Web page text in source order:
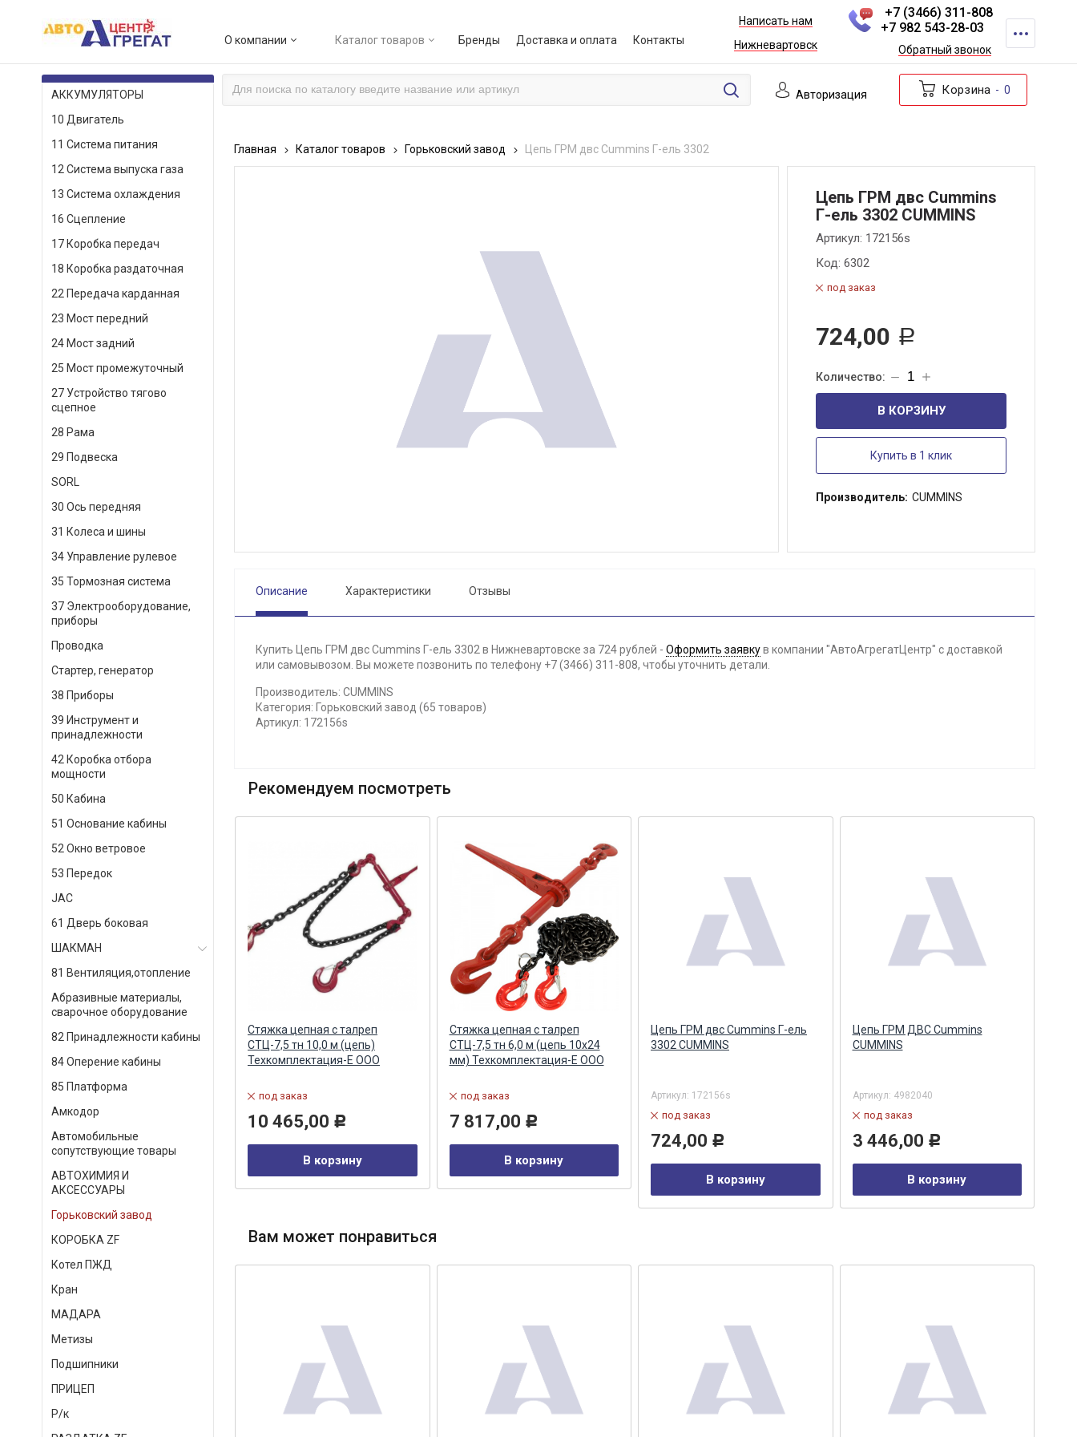
О компании Каталог товаров Бренды Доставка и оплата Контакты
Написать нам
Нижневартовск
+7 (3466) 311-808
+7 982 543-28-03
Обратный звонок
КАТАЛОГ ТОВАРОВ Авторизация Корзина 0
АККУМУЛЯТОРЫ
10 Двигатель
11 Система питания
12 Система выпуска газа
13 Система охлаждения
16 Сцепление
17 Коробка передач
18 Коробка раздаточная
22 Передача карданная
23 Мост передний
24 Мост задний
25 Мост промежуточный
27 Устройство тягово
сцепное
28 Рама
29 Подвеска
SORL
30 Ось передняя
31 Колеса и шины
34 Управление рулевое
35 Тормозная система
37 Электрооборудование,
приборы
Проводка
Стартер, генератор
38 Приборы
39 Инструмент и
принадлежности
42 Коробка отбора
мощности
50 Кабина
51 Основание кабины
52 Окно ветровое
53 Передок
JAC
61 Дверь боковая
ШАКМАН
81 Вентиляция,отопление
Абразивные материалы,
сварочное оборудование
82 Принадлежности кабины
84 Оперение кабины
85 Платформа
Амкодор
Автомобильные
сопутствующие товары
АВТОХИМИЯ И
АКСЕССУАРЫ
Горьковский завод
КОРОБКА ZF
Котел ПЖД
Кран
МАДАРА
Метизы
Подшипники
ПРИЦЕП
Р/к
Главная Каталог товаров Горьковский завод Цепь ГРМ двс Cummins Г-ель 3302
Цепь ГРМ двс Cummins
Г-ель 3302 CUMMINS
Артикул: 172156s
Код: 6302
под заказ
724,00 Р
В КОРЗИНУ
Купить в 1 клик
Производитель: CUMMINS
Описание Характеристики Отзывы
Купить Цепь ГРМ двс Cummins Г-ель 3302 в Нижневартовске за 724 рублей - Оформить заявкув компании "АвтоАгрегатЦентр" с доставкой
или самовывозом. Вы можете позвонить по телефону +7 (3466) 311-808, чтобы уточнить детали.
Производитель: CUMMINS
Категория: Горьковский завод (65 товаров)
Артикул: 172156s
Рекомендуем посмотреть
Цепь крепежная 8-КЦ10-6,3
(6м) / HITCH HITCH
SZ084686
под заказ
В корзину
Стяжка цепная с талреп
СТЦ-7,5 тн 10,0 м (цепь)
Техкомплектация-Е ООО
под заказ
10 465,00 Р
В корзину
Стяжка цепная с талреп
СТЦ-7,5 тн 6,0 м (цепь 10х24
мм) Техкомплектация-Е ООО
под заказ
7 817,00 Р
В корзину
Цепь ГРМ двс Cummins Г-ель
3302 CUMMINS
Артикул: 172156s
под заказ
724,00 Р
В корзину
Цепь ГРМ ДВС Cummins
CUMMINS
Артикул: 4982040
под заказ
3 446,00 Р
В корзину
Вам может понравиться